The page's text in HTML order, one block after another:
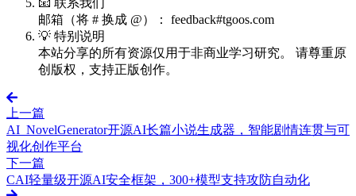
邮箱（将 # 换成 @）： feedback#tgoos.com
💡 特别说明
本站分享的所有资源仅用于非商业学习研究。 请尊重原
创版权，支持正版创作。
上一篇
AI_NovelGenerator开源AI长篇小说生成器，智能剧情连贯与可
视化创作平台
下一篇
CAI轻量级开源AI安全框架，300+模型支持攻防自动化